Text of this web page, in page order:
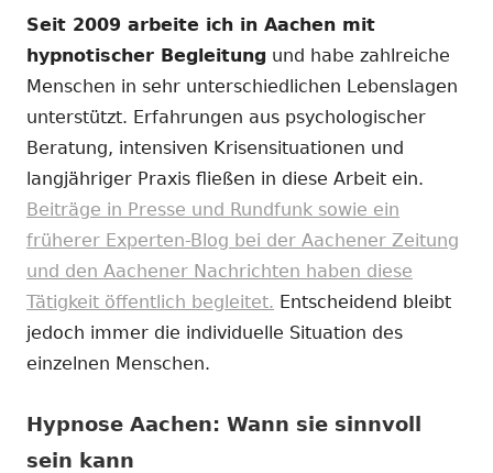
Seit 2009 arbeite ich in Aachen mit
hypnotischer Begleitung und habe zahlreiche
Menschen in sehr unterschiedlichen Lebenslagen
unterstützt. Erfahrungen aus psychologischer
Beratung, intensiven Krisensituationen und
langjähriger Praxis fließen in diese Arbeit ein.
Beiträge in Presse und Rundfunk sowie ein
früherer Experten-Blog bei der Aachener Zeitung
und den Aachener Nachrichten haben diese
Tätigkeit öffentlich begleitet. Entscheidend bleibt
jedoch immer die individuelle Situation des
einzelnen Menschen.
Hypnose Aachen: Wann sie sinnvoll
sein kann